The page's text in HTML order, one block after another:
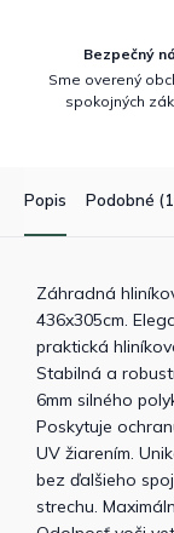
Bezpečný
Sme overený
spokojných
Popis Podobné
Záhradná
436x305cm.
praktická
Stabilná a
6mm silného
Poskytuje
UV žiarením.
bez ďalšieho
strechu.